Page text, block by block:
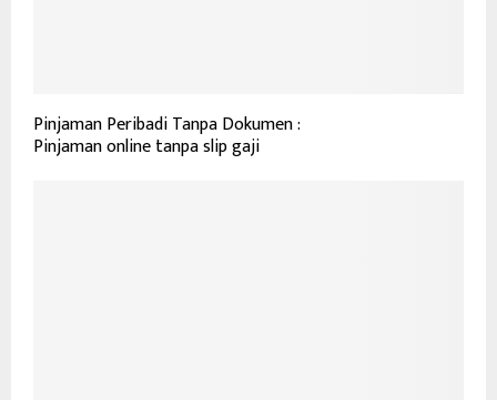
Pinjaman Peribadi Tanpa Dokumen :
Pinjaman online tanpa slip gaji